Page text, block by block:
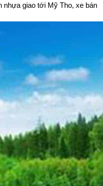
nhựa giao tới Mỹ Tho, xe bán